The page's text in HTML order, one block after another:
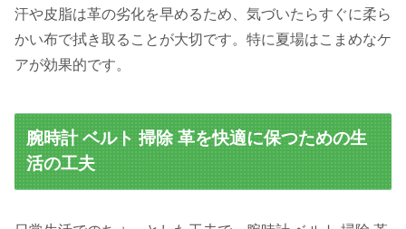
汗や皮脂は革の劣化を早めるため、気づいたらすぐに柔ら
かい布で拭き取ることが大切です。特に夏場はこまめなケ
アが効果的です。
腕時計 ベルト 掃除 革を快適に保つための生
活の工夫